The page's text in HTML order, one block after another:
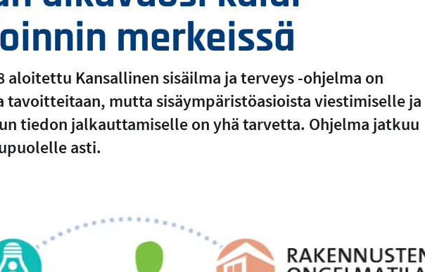
merkeissä
aloitettu Kansallinen sisäilma ja terveys -ohjelma on
tavoitteitaan, mutta sisäympäristöasioista viestimiselle ja
tiedon jalkauttamiselle on yhä tarvetta. Ohjelma jatkuu
asti.